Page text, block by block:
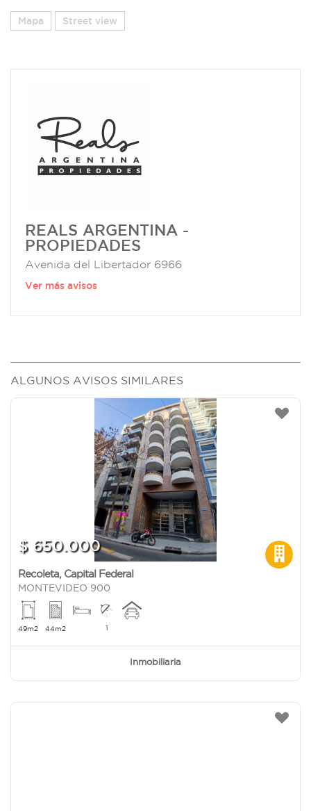
Mapa Street view
REALS ARGENTINA -
PROPIEDADES
Avenida del Libertador 6966
Ver más avisos
ALGUNOS AVISOS SIMILARES
$ 650.000
Recoleta, Capital Federal
MONTEVIDEO 900
49m2 44m2 1
Inmobiliaria